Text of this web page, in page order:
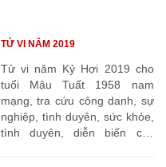
Tử vi năm Kỷ Hợi 2019 cho
tuổi Mậu Tuất 1958 nam
mạng, tra cứu công danh, sự
nghiệp, tình duyên, sức khỏe,
tình duyên, diễn biến các
TỬ VI NĂM 2019